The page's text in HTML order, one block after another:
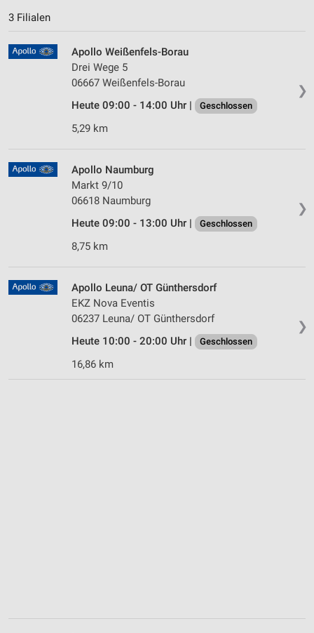
3 Filialen
❯
Apollo Weißenfels-Borau
Drei Wege 5
06667 Weißenfels-Borau
Heute 09:00 - 14:00 Uhr |
Geschlossen
5,29 km
❯
Apollo Naumburg
Markt 9/10
06618 Naumburg
Heute 09:00 - 13:00 Uhr |
Geschlossen
8,75 km
❯
Apollo Leuna/ OT Günthersdorf
EKZ Nova Eventis
06237 Leuna/ OT Günthersdorf
Heute 10:00 - 20:00 Uhr |
Geschlossen
16,86 km